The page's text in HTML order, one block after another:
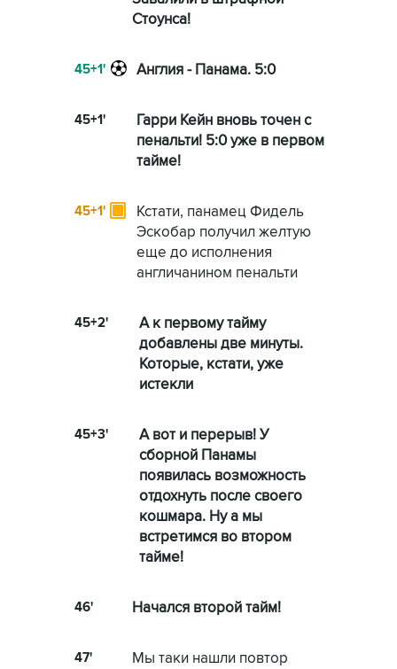
Стоунса!
45+1' Англия - Панама. 5:0
45+1'
Гарри Кейн вновь точен с
пенальти! 5:0 уже в первом
тайме!
45+1'
Кстати, панамец Фидель
Эскобар получил желтую
еще до исполнения
англичанином пенальти
45+2'
А к первому тайму
добавлены две минуты.
Которые, кстати, уже
истекли
45+3'
А вот и перерыв! У
сборной Панамы
появилась возможность
отдохнуть после своего
кошмара. Ну а мы
встретимся во втором
тайме!
46' Начался второй тайм!
47'
Мы таки нашли повтор